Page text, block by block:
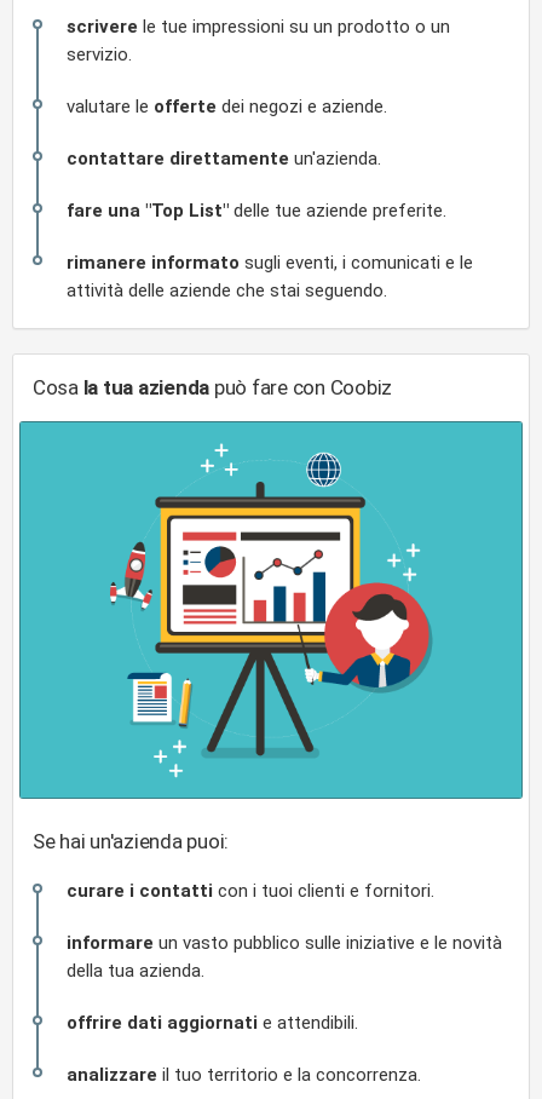
scrivere le tue impressioni su un prodotto o un
servizio.
valutare le offerte dei negozi e aziende.
contattare direttamente un'azienda.
fare una "Top List" delle tue aziende preferite.
rimanere informato sugli eventi, i comunicati e le
attività delle aziende che stai seguendo.
Cosa la tua azienda può fare con Coobiz
Se hai un'azienda puoi:
curare i contatti con i tuoi clienti e fornitori.
informare un vasto pubblico sulle iniziative e le novità
della tua azienda.
offrire dati aggiornati e attendibili.
analizzare il tuo territorio e la concorrenza.